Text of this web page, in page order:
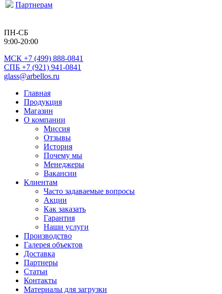
Партнерам
ПН-СБ
9:00-20:00
МСК +7 (499) 888-0841
СПБ +7 (921) 941-0841
glass@arbellos.ru
Главная
Продукция
Магазин
О компании
Миссия
Отзывы
История
Почему мы
Менеджеры
Вакансии
Клиентам
Часто задаваемые вопросы
Акции
Как заказать
Гарантия
Наши услуги
Производство
Галерея объектов
Доставка
Партнеры
Статьи
Контакты
Материалы для загрузки